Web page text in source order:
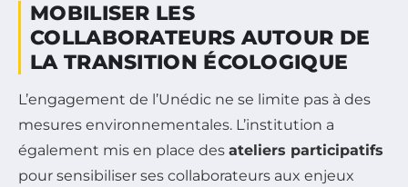
MOBILISER LES
COLLABORATEURS AUTOUR DE
LA TRANSITION ÉCOLOGIQUE
L’engagement de l’Unédic ne se limite pas à des
mesures environnementales. L’institution a
également mis en place des ateliers participatifs
pour sensibiliser ses collaborateurs aux enjeux